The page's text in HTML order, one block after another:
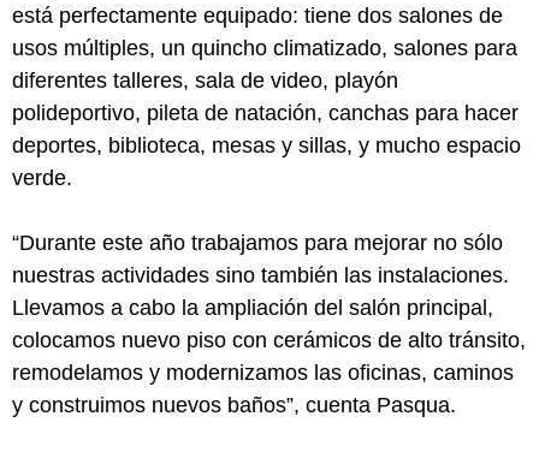
está perfectamente equipado: tiene dos salones de
usos múltiples, un quincho climatizado, salones para
diferentes talleres, sala de video, playón
polideportivo, pileta de natación, canchas para hacer
deportes, biblioteca, mesas y sillas, y mucho espacio
verde.
“Durante este año trabajamos para mejorar no sólo
nuestras actividades sino también las instalaciones.
Llevamos a cabo la ampliación del salón principal,
colocamos nuevo piso con cerámicos de alto tránsito,
remodelamos y modernizamos las oficinas, caminos
y construimos nuevos baños”, cuenta Pasqua.